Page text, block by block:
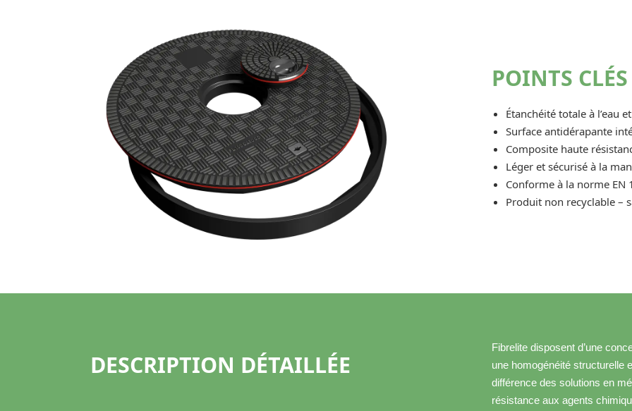
POINTS
Étanchéité totale à l’eau
Surface antidérapante
Composite haute
Léger et sécurisé à la
Conforme à la norme EN
Produit non recyclable –
DESCRIPTION DÉTAILLÉE
Fibrelite disposent d’une
une homogénéité structurelle
différence des solutions en
résistance aux agents